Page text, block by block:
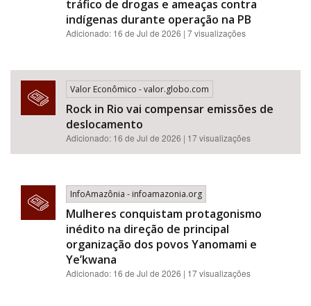
tráfico de drogas e ameaças contra
indígenas durante operação na PB
Adicionado: 16 de Jul de 2026 | 7 visualizações
Valor Econômico - valor.globo.com
Rock in Rio vai compensar emissões de
deslocamento
Adicionado: 16 de Jul de 2026 | 17 visualizações
InfoAmazônia - infoamazonia.org
Mulheres conquistam protagonismo
inédito na direção de principal
organização dos povos Yanomami e
Ye’kwana
Adicionado: 16 de Jul de 2026 | 17 visualizações